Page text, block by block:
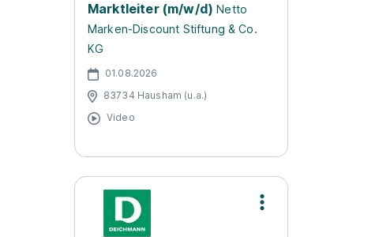
Marktleiter (m/w/d) Netto
Marken-Discount Stiftung & Co.
KG
01.08.2026
83734 Hausham (u.a.)
Video